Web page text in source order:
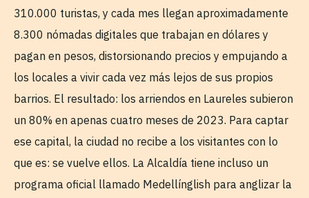
310.000 turistas, y cada mes llegan aproximadamente
8.300 nómadas digitales que trabajan en dólares y
pagan en pesos, distorsionando precios y empujando a
los locales a vivir cada vez más lejos de sus propios
barrios. El resultado: los arriendos en Laureles subieron
un 80% en apenas cuatro meses de 2023. Para captar
ese capital, la ciudad no recibe a los visitantes con lo
que es: se vuelve ellos. La Alcaldía tiene incluso un
programa oficial llamado Medellínglish para anglizar la